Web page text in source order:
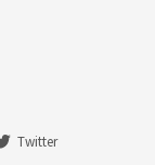
Twitter